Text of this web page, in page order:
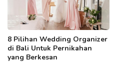
8 Pilihan Wedding Organizer
di Bali Untuk Pernikahan
yang Berkesan